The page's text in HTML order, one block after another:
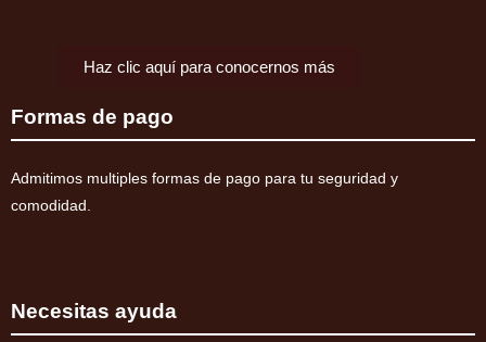
Haz clic aquí para conocernos más
Formas de pago
Admitimos multiples formas de pago para tu seguridad y
comodidad.
Necesitas ayuda